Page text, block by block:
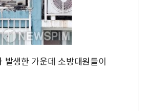
생한 가운데 소방대원들이